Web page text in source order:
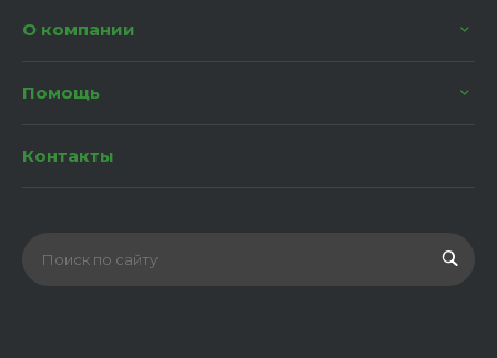
О компании
Помощь
Контакты